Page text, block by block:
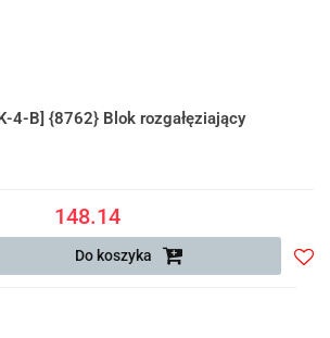
4-B] {8762} Blok rozgałęziający
148.14
Do koszyka